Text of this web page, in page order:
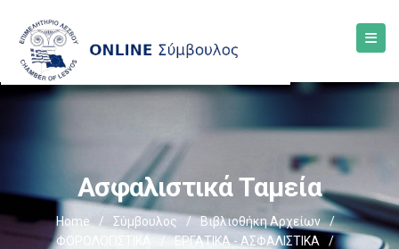
Ασφαλιστικά Ταμεία
Home / Σύμβουλος / Βιβλιοθήκη Αρχείων
/
ΦΟΡΟΛΟΓΙΣΤΙΚΑ
/ ΕΡΓΑΤΙΚΑ - ΑΣΦΑΛΙΣΤΙΚΑ
/